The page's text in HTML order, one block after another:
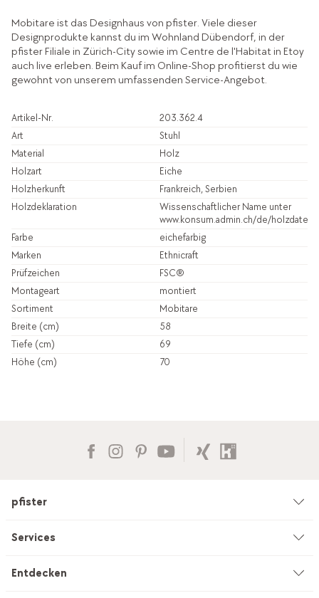
Mobitare ist das Designhaus von pfister. Viele dieser
Designprodukte kannst du im Wohnland Dübendorf, in der
pfister Filiale in Zürich-City sowie im Centre de l'Habitat in Etoy
auch live erleben. Beim Kauf im Online-Shop profitierst du wie
gewohnt von unserem umfassenden Service-Angebot.
Artikel-Nr.
203.362.4
Art
Stuhl
Material
Holz
Holzart
Eiche
Holzherkunft
Frankreich, Serbien
Holzdeklaration
Wissenschaftlicher Name unter
www.konsum.admin.ch/de/
Farbe
eichefarbig
Marken
Ethnicraft
Prüfzeichen
FSC®
Montageart
montiert
Sortiment
Mobitare
Breite (cm)
58
Tiefe (cm)
69
Höhe (cm)
70
pfister
Unternehmen
Services
Beratung
Entdecken